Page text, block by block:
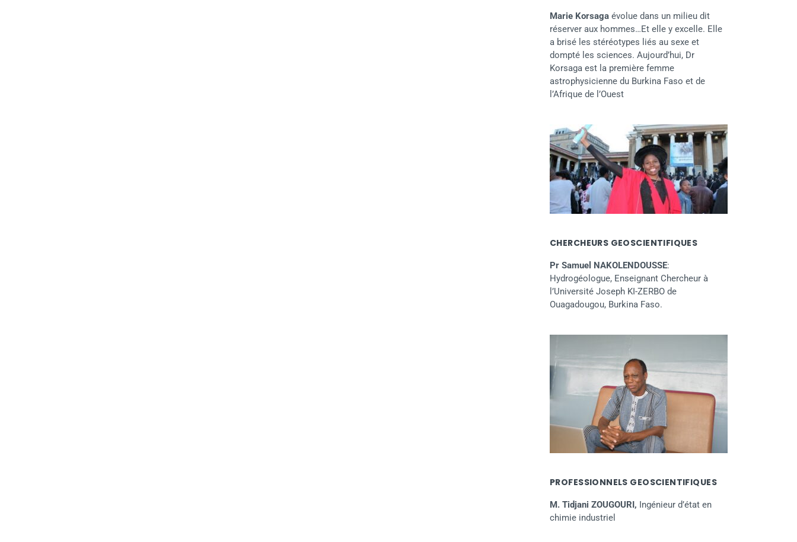
Marie Korsaga évolue dans un milieu dit
réserver aux hommes…Et elle y excelle. Elle
a brisé les stéréotypes liés au sexe et
dompté les sciences. Aujourd’hui, Dr
Korsaga est la première femme
astrophysicienne du Burkina Faso et de
l’Afrique de l’Ouest
CHERCHEURS GEOSCIENTIFIQUES
Pr Samuel NAKOLENDOUSSE:
Hydrogéologue, Enseignant Chercheur à
l’Université Joseph KI-ZERBO de
Ouagadougou, Burkina Faso.
PROFESSIONNELS GEOSCIENTIFIQUES
M. Tidjani ZOUGOURI, Ingénieur d’état en
chimie industriel